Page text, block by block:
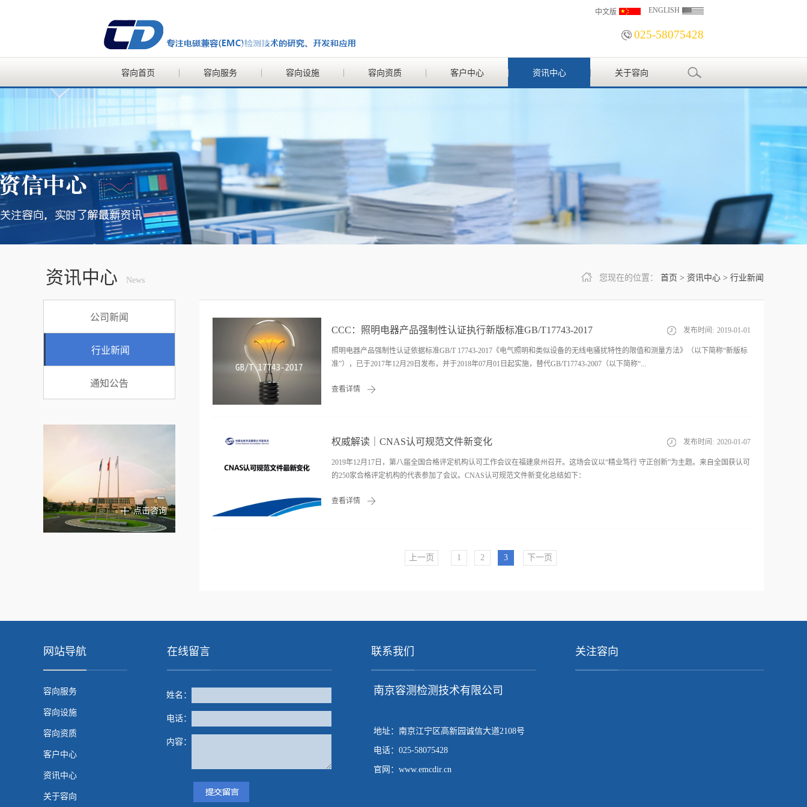
025-58075428
中文版 ENGLISH
容向首页 容向服务 容向设施 容向资质 客户中心 资讯中心 关于容向
资讯中心 News
公司新闻
行业新闻
通知公告
点击咨询
您现在的位置： 首页 > 资讯中心 > 行业新闻
CCC：照明电器产品强制性认证执行新版标准GB/T17743-2017
照明电器产品强制性认证依据标准GB/T 17743-2017《电气照明和类似设备的无线电骚扰特性的限值和测量方法》（以下简称“新版标
准”），已于2017年12月29日发布，并于2018年07月01日起实施，替代GB/T17743-2007（以下简称“...
进行转换。自本通知发布之日起，当符合以下情况时： （一）需要进行全项目检测的新申请； （二）涉及差异项目检测的变更申
请；应依据GB/T 17743-2017实施电磁兼容检测，并出具认证证书。 三、对于利用已有认证结果进行扩展的申请，认证委托人可自愿
选择按照旧版标准（GB/T 17743-2007）换发认证证书或依据新版标准（GB/T 17743-2017）实施检测后颁发认证证书。
发布时间: 2019-01-01
查看详情
权威解读｜CNAS认可规范文件新变化
2019年12月17日，第八届全国合格评定机构认可工作会议在福建泉州召开。这场会议以“精业笃行 守正创新”为主题。来自全国获认可
的250家合格评定机构的代表参加了会议。CNAS认可规范文件新变化总结如下：
发布时间: 2020-01-07
查看详情
上一页 1 2 3 下一页
网站导航 在线留言 联系我们 关注容向
容向服务
容向设施
容向资质
客户中心
资讯中心
关于容向
姓名：
电话：
内容：
南京容测检测技术有限公司
地址：南京江宁区高新园诚信大道2108号
电话：025-58075428
官网：www.emcdir.cn